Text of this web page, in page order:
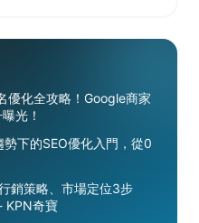
優化全攻略！Google商家
光！
下的SEO優化入門，從0
銷策略、市場定位3步
KPN奇寶